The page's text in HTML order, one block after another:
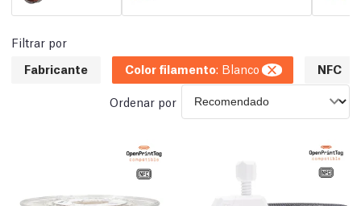
Filtrar por
Fabricante
Color filamento: Blanco NFC
Ordenar por